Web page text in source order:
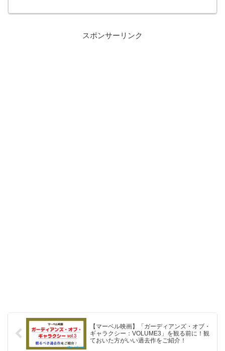
スポンサーリンク
【マーベル映画】「ガーディアンズ・オブ・
ギャラクシー：VOLUME3」を観る前に！観
ておいた方がいい過去作をご紹介！